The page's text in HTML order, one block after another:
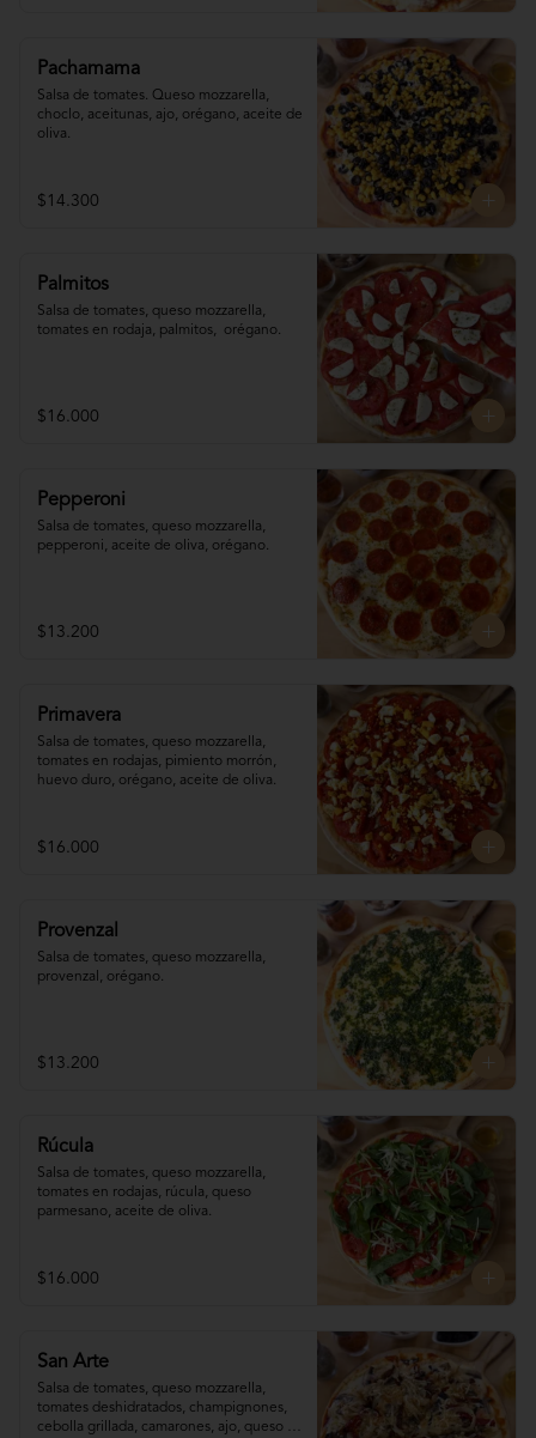
Pachamama
Salsa de tomates. Queso mozzarella,
choclo, aceitunas, ajo, orégano, aceite de
oliva.
$14.300
Palmitos
Salsa de tomates, queso mozzarella,
tomates en rodaja, palmitos,  orégano.
$16.000
Pepperoni
Salsa de tomates, queso mozzarella,
pepperoni, aceite de oliva, orégano.
$13.200
Primavera
Salsa de tomates, queso mozzarella,
tomates en rodajas, pimiento morrón,
huevo duro, orégano, aceite de oliva.
$16.000
Provenzal
Salsa de tomates, queso mozzarella,
provenzal, orégano.
$13.200
Rúcula
Salsa de tomates, queso mozzarella,
tomates en rodajas, rúcula, queso
parmesano, aceite de oliva.
$16.000
San Arte
Salsa de tomates, queso mozzarella,
tomates deshidratados, champignones,
cebolla grillada, camarones, ajo, queso